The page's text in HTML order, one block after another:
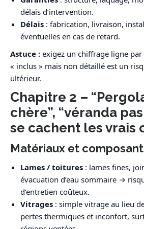
délais d’intervention.
Délais : fabrication, livraison,
éventuelles en cas de retard.
Astuce : exigez un chiffrage ligne
« inclus » mais non détaillé est un
ultérieur.
Chapitre 2 –
chère”, “véranda
se cachent les vrais
Matériaux et
Lames / toitures : lames fines,
évacuation d’eau sommaire →
d’entretien coûteux.
Vitrages : simple vitrage au lieu
pertes thermiques et inconfort,